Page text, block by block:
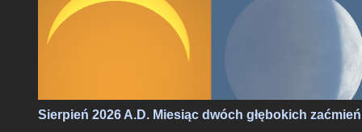
przypadek takiego sierpnia, który wiązałby się z
kumulacją wspaniałości na skalę jak w 2026 roku. O ile bowiem
najsłynniejszy rój meteorów nie jest dla tego miesiąca
tyle fakt, że będzie on otoczony bardzo głębokimi zaćmieniami
zarówno Słońca jak i Księżyca - to już nawarstwienie zjawisk
wielkiego kalibru na skalę, jakiej chyba nikt z nas jeszcze nie
doświadczył.
Sierpień 2026 A.D. Miesiąc dwóch głębokich zaćmień